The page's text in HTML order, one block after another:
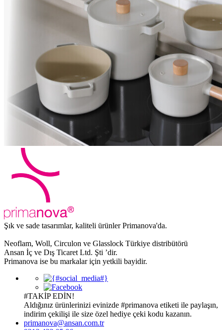
Şık ve sade tasarımlar, kaliteli ürünler Primanova'da.
Neoflam, Woll, Circulon ve Glasslock Türkiye distribütörü
Ansan İç ve Dış Ticaret Ltd. Şti ’dir.
Primanova ise bu markalar için yetkili bayidir.
#TAKİP EDİN!
Aldığınız ürünlerinizi evinizde #primanova etiketi ile paylaşın,
indirim çekilişi ile size özel hediye çeki kodu kazanın.
primanova@ansan.com.tr